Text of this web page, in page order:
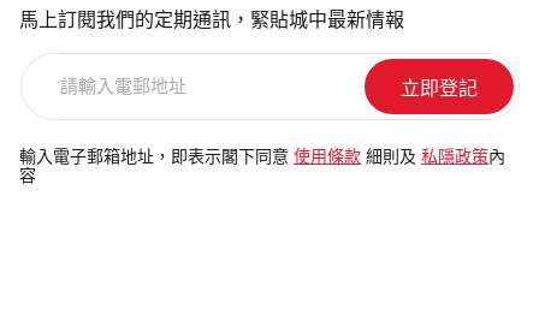
馬上訂閱我們的定期通訊，緊貼城中最新情報
電
郵
輸入電子郵箱地址，即表示閣下同意 使用條款 細則及 私隱政策 內
容